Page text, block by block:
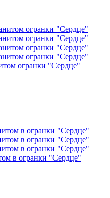
огранки "Сердце"
в огранки "Сердце"